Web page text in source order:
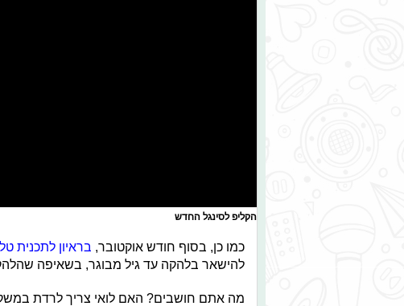
הקליפ לסינגל החדש
כמו כן, בסוף חודש אוקטובר, בראיון לתכנית
להישאר בלהקה עד גיל מבוגר, בשאיפה
מה אתם חושבים? האם לואי צריך לרדת